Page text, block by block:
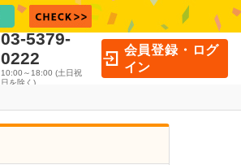
03-5379-
0222
10:00～18:00 (土日祝
日を除く)
会員登録・ログ
イン